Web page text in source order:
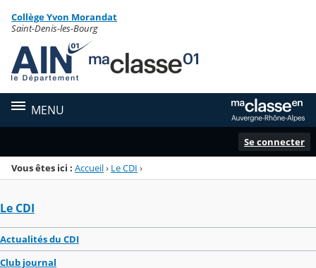
Menu de la rubrique
Contenu
Collège Yvon Morandat
Saint-Denis-les-Bourg
MENU
Se connecter
Vous êtes ici : Accueil› Le CDI ›
Le CDI
Actualités du CDI
Club journal